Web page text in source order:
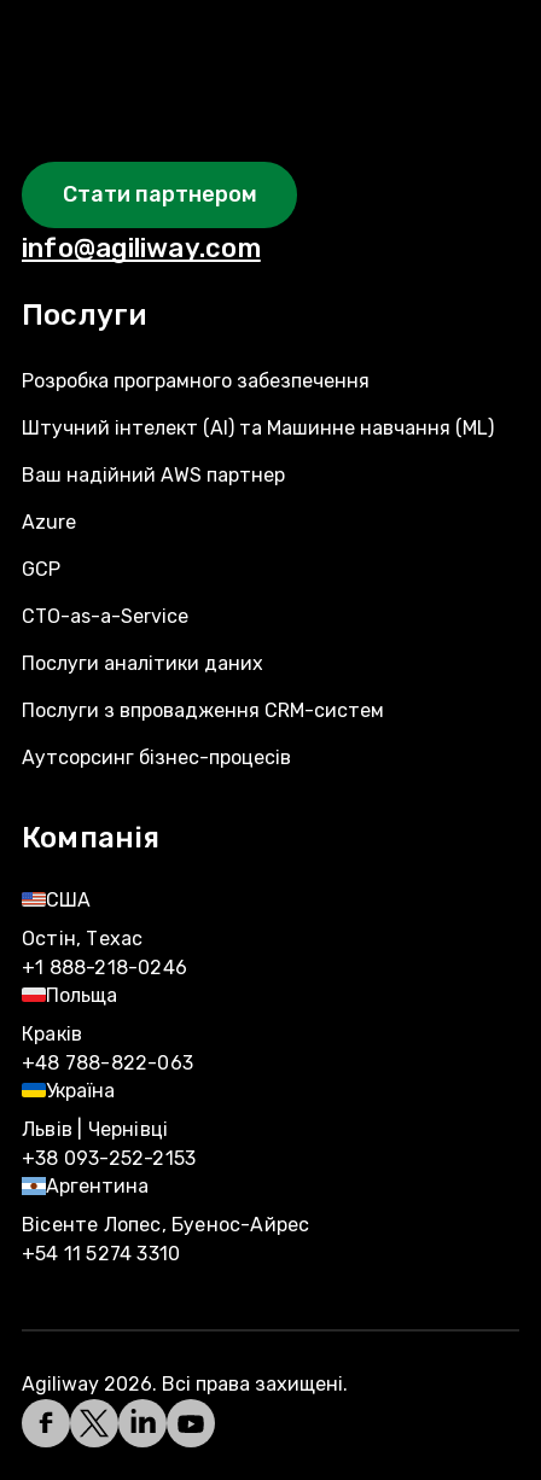
Стати партнером
info@agiliway.com
Послуги
Розробка програмного забезпечення
Штучний інтелект (AI) та Машинне навчання (ML)
Ваш надійний AWS партнер
Azure
GCP
CTO-as-a-Service
Послуги аналітики даних
Послуги з впровадження CRM-систем
Аутсорсинг бізнес-процесів
Компанія
США
Остін, Техас
+1 888-218-0246
Польща
Краків
+48 788-822-063
Україна
Львів | Чернівці
+38 093-252-2153
Аргентина
Вісенте Лопес, Буенос-Айрес
+54 11 5274 3310
Agiliway 2026. Всі права захищені.